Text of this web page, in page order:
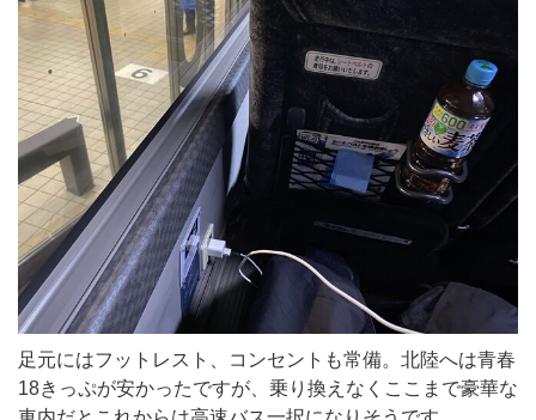
足元にはフットレスト、コンセントも常備。北陸へは青春
18きっぷが安かったですが、乗り換えなくここまで豪華な